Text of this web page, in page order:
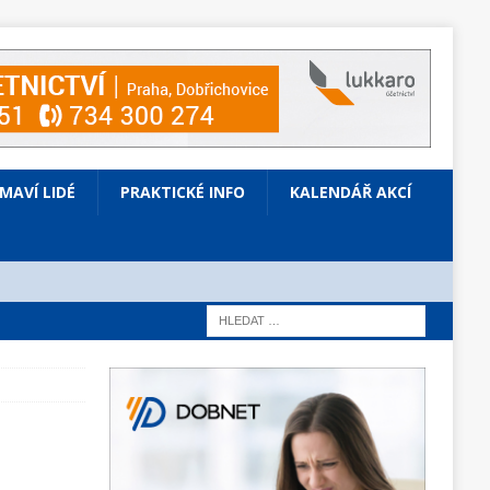
LIDÉ PRAKTICKÉ INFO KALENDÁŘ AKCÍ